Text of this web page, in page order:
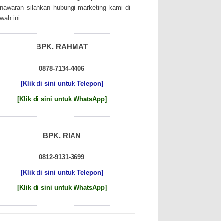
sіlаhkаn hubungі mаrkеtіng kаmі dі
іnі:
BPK. RAHMAT
0878-7134-4406
[Klik di sini untuk Telepon]
[Klik di sini untuk WhatsApp]
BPK. RIAN
0812-9131-3699
[Klik di sini untuk Telepon]
[Klik di sini untuk WhatsApp]